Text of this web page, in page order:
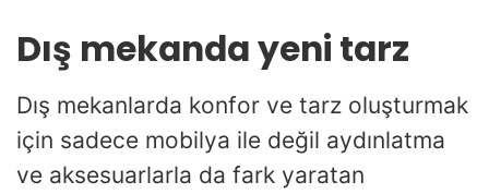
Dış mekanda yeni tarz
Dış mekanlarda konfor ve tarz oluşturmak
için sadece mobilya ile değil aydınlatma
ve aksesuarlarla da fark yaratan